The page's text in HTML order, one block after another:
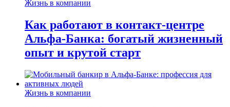
Жизнь в компании
Как работают в контакт-центре
Альфа-Банка: богатый жизненный
опыт и крутой старт
Жизнь в компании